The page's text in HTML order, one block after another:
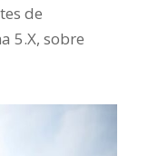
de
5.X, sobre